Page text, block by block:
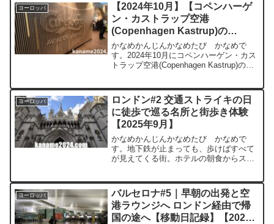
ヨーロッパ
【2024年10月】【コペンハーゲ
ン・カストラップ空港
(Copenhagen Kastrup)の
Carlsberg Aviator Lounge カー
ルスバーグアビエイターラウン
ジ】ラウンジレビュー プライオ
かなめかんじんかなめたび かなめで
す。2024年10月にコペンハーゲン・カス
トラップ空港(Copenhagen Kastrup)の
す！Carl...
ヨーロッパ
ロンドン#2 交通ストライキの日
に徒歩で巡る名所と街歩き体験
【2025年9月】
かなめかんじんかなめたび かなめで
す。地下鉄が止まっても、歩けばすべて
が見えてくる街。ホテルの朝食からスタ
ていたので、パンとコーヒー程度だろう
と思っていましたが、実際に...
ヨーロッパ
バルセロナ#5｜早朝の出発と空
港ラウンジへ ロンドン経由で帰
国の途へ【移動日記録】【2025